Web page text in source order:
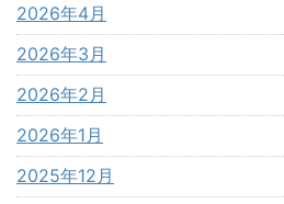
2026年4月
2026年3月
2026年2月
2026年1月
2025年12月